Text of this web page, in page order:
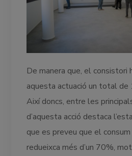
De manera que, el consistori
aquesta actuació un total
Així doncs, entre les
d’aquesta acció destaca
que es preveu que el
redueixca més d’un 70%,